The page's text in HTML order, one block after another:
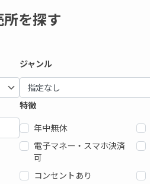
を探す
ジャンル
特徴
年中無休
電子マネー・スマホ決済
可
コンセントあり